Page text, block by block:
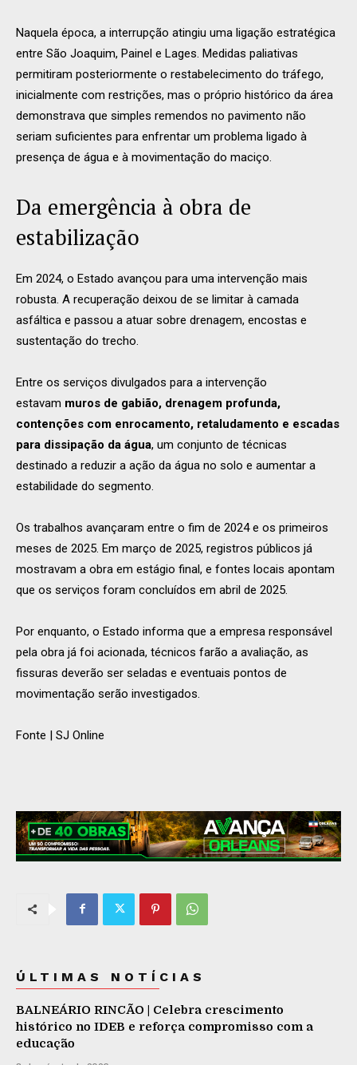
Naquela época, a interrupção atingiu uma ligação estratégica
entre São Joaquim, Painel e Lages. Medidas paliativas
permitiram posteriormente o restabelecimento do tráfego,
inicialmente com restrições, mas o próprio histórico da área
demonstrava que simples remendos no pavimento não
seriam suficientes para enfrentar um problema ligado à
presença de água e à movimentação do maciço.
Da emergência à obra de
estabilização
Em 2024, o Estado avançou para uma intervenção mais
robusta. A recuperação deixou de se limitar à camada
asfáltica e passou a atuar sobre drenagem, encostas e
sustentação do trecho.
Entre os serviços divulgados para a intervenção
estavam muros de gabião, drenagem profunda,
contenções com enrocamento, retaludamento e escadas
para dissipação da água, um conjunto de técnicas
destinado a reduzir a ação da água no solo e aumentar a
estabilidade do segmento.
Os trabalhos avançaram entre o fim de 2024 e os primeiros
meses de 2025. Em março de 2025, registros públicos já
mostravam a obra em estágio final, e fontes locais apontam
que os serviços foram concluídos em abril de 2025.
Por enquanto, o Estado informa que a empresa responsável
pela obra já foi acionada, técnicos farão a avaliação, as
fissuras deverão ser seladas e eventuais pontos de
movimentação serão investigados.
Fonte | SJ Online
ÚLTIMAS NOTÍCIAS
BALNEÁRIO RINCÃO | Celebra crescimento
histórico no IDEB e reforça compromisso com a
educação